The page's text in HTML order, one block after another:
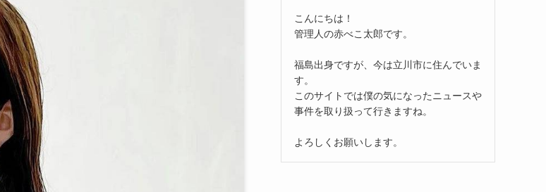
こんにちは！
管理人の赤べこ太郎です。
福島出身ですが、今は立川市に住んでいま
す。
このサイトでは僕の気になったニュースや
事件を取り扱って行きますね。
よろしくお願いします。